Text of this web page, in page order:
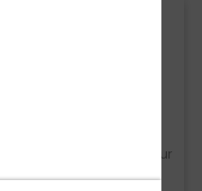
sie erzählt alles
alles gut hängen
von 5 Wochen durch
an der Stelle ?? Nur